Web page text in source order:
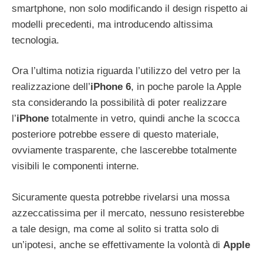
smartphone, non solo modificando il design rispetto ai
modelli precedenti, ma introducendo altissima
tecnologia.
Ora l’ultima notizia riguarda l’utilizzo del vetro per la
realizzazione dell’iPhone 6, in poche parole la Apple
sta considerando la possibilità di poter realizzare
l’iPhone totalmente in vetro, quindi anche la scocca
posteriore potrebbe essere di questo materiale,
ovviamente trasparente, che lascerebbe totalmente
visibili le componenti interne.
Sicuramente questa potrebbe rivelarsi una mossa
azzeccatissima per il mercato, nessuno resisterebbe
a tale design, ma come al solito si tratta solo di
un’ipotesi, anche se effettivamente la volontà di Apple